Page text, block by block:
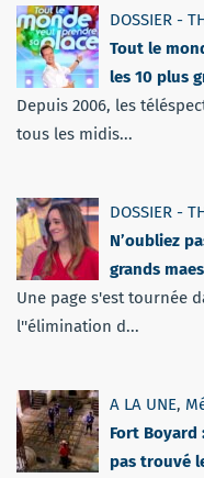
DOSSIER -
Tout le
les 10 plus
Depuis 2006, les
tous les midis...
DOSSIER -
N’oubliez
grands
Une page s'est tournée
l''élimination d...
A LA UNE,
Fort Boyard
pas trouvé